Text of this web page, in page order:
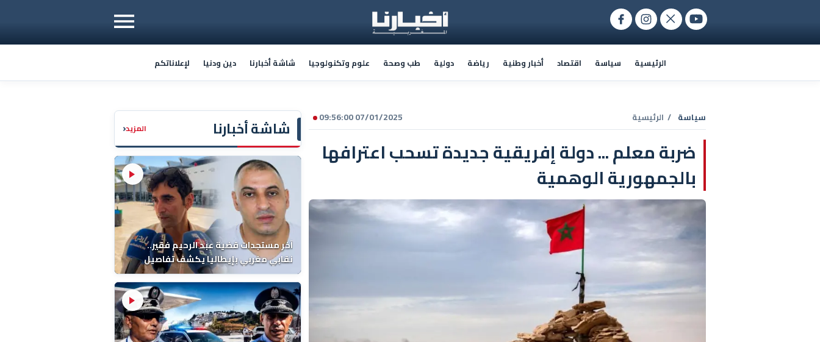
الرئيسية سياسة اقتصاد أخبار وطنية رياضة دولية طب وصحة علوم وتكنولوجيا شاشة أخبارنا دين ودنيا لإعلاناتكم
شاشة أخبارنا المزيد‹
آخر مستجدات قضية عبد الرحيم فقير..
نقابي مغربي بإيطاليا يكشف تفاصيل
الوفاة ونتائج التشريح
07/01/2025 09:56:00 سياسة / الرئيسية
ضربة معلم ... دولة إفريقية جديدة تسحب اعترافها
بالجمهورية الوهمية